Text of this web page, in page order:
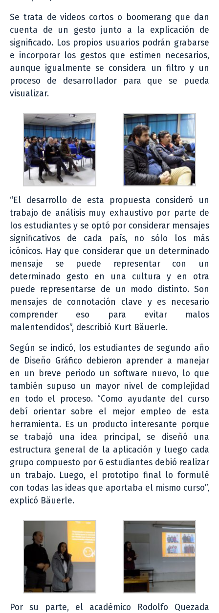
Se trata de videos cortos o boomerang que dan
cuenta de un gesto junto a la explicación de
significado. Los propios usuarios podrán grabarse
e incorporar los gestos que estimen necesarios,
aunque igualmente se considera un filtro y un
proceso de desarrollador para que se pueda
visualizar.
“El desarrollo de esta propuesta consideró un
trabajo de análisis muy exhaustivo por parte de
los estudiantes y se optó por considerar mensajes
significativos de cada país, no sólo los más
icónicos. Hay que considerar que un determinado
mensaje se puede representar con un
determinado gesto en una cultura y en otra
puede representarse de un modo distinto. Son
mensajes de connotación clave y es necesario
comprender eso para evitar malos
malentendidos”, describió Kurt Bäuerle.
Según se indicó, los estudiantes de segundo año
de Diseño Gráfico debieron aprender a manejar
en un breve periodo un software nuevo, lo que
también supuso un mayor nivel de complejidad
en todo el proceso. “Como ayudante del curso
debí orientar sobre el mejor empleo de esta
herramienta. Es un producto interesante porque
se trabajó una idea principal, se diseñó una
estructura general de la aplicación y luego cada
grupo compuesto por 6 estudiantes debió realizar
un trabajo. Luego, el prototipo final lo formulé
con todas las ideas que aportaba el mismo curso”,
explicó Bäuerle.
Por su parte, el académico Rodolfo Quezada